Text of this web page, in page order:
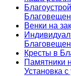
Венки на
Кресты в
Памятники
Установка